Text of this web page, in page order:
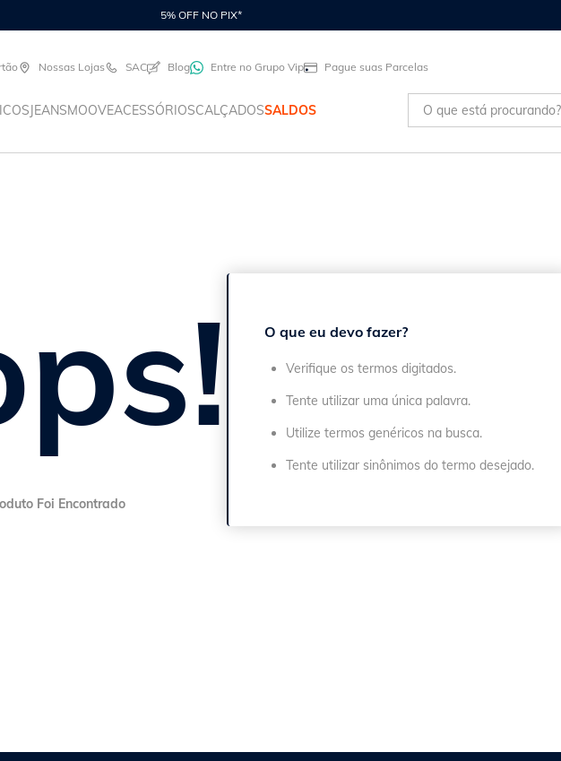
5% OFF NO PIX*
Nossas Lojas SAC Blog Entre no Grupo Vip Pague suas Parcelas
JEANSMOOVEACESSÓRIOSCALÇADOSSALDOS
O que está procurando?
O que eu devo fazer?
Verifique os termos digitados.
Tente utilizar uma única palavra.
Utilize termos genéricos na busca.
Tente utilizar sinônimos do termo desejado.